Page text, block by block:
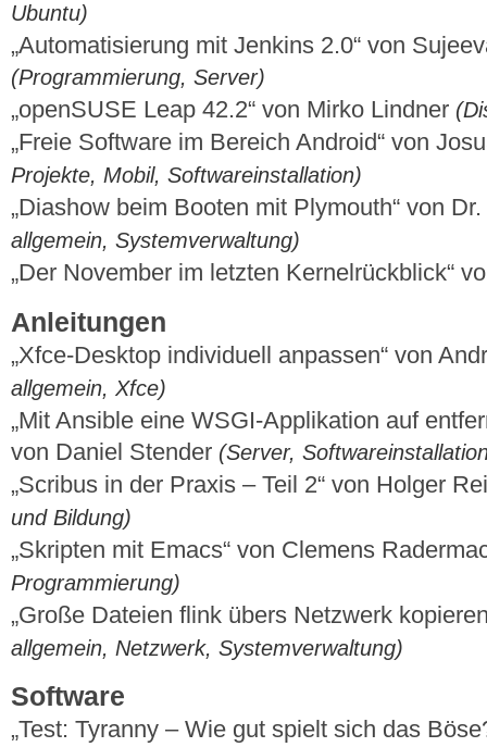
Ubuntu)
„Automatisierung mit Jenkins 2.0“ von
(Programmierung, Server)
„openSUSE Leap 42.2“ von Mirko Lindner
„Freie Software im Bereich Android“ von
Projekte, Mobil, Softwareinstallation)
„Diashow beim Booten mit Plymouth“ von
allgemein, Systemverwaltung)
„Der November im letzten Kernelrückblick“
Anleitungen
„Xfce-Desktop individuell anpassen“ von
allgemein, Xfce)
„Mit Ansible eine WSGI-Applikation auf
von Daniel Stender (Server,
„Scribus in der Praxis – Teil 2“ von Holger
und Bildung)
„Skripten mit Emacs“ von Clemens
Programmierung)
„Große Dateien flink übers Netzwerk
allgemein, Netzwerk, Systemverwaltung)
Software
„Test: Tyranny – Wie gut spielt sich das